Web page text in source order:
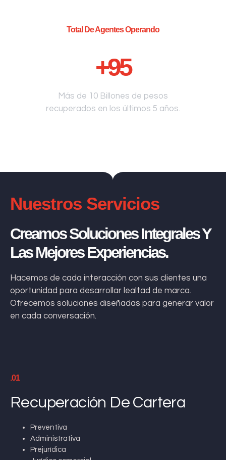
Total De Agentes Operando
+95
Más de 10 Billones de pesos
recuperados en los últimos 5 años.
Nuestros Servicios
Creamos Soluciones Integrales Y
Las Mejores Experiencias.
Hacemos de cada interacción con sus clientes una
oportunidad para desarrollar lealtad de marca.
Ofrecemos soluciones diseñadas para generar valor
en cada conversación.
.01
Recuperación De Cartera
Preventiva
Administrativa
Prejurídica